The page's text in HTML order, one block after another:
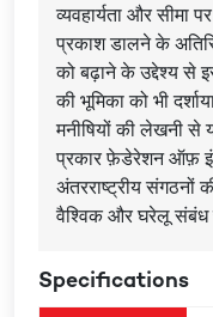
व्यवहार्यता और सीमा
प्रकाश डालने के
को बढ़ाने के उद्देश्य से
की भूमिका को भी
मनीषियों की लेखनी से
प्रकार फ़ेडेरेशन ऑफ़
अंतरराष्ट्रीय संगठनों
वैश्विक और घरेलू संबंध
Specifications